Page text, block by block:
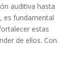
auditiva hasta
es fundamental
estas
de ellos. Con